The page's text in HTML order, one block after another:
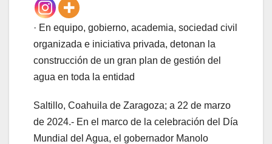
· En equipo, gobierno, academia, sociedad civil
organizada e iniciativa privada, detonan la
construcción de un gran plan de gestión del
agua en toda la entidad
Saltillo, Coahuila de Zaragoza; a 22 de marzo
de 2024.- En el marco de la celebración del Día
Mundial del Agua, el gobernador Manolo